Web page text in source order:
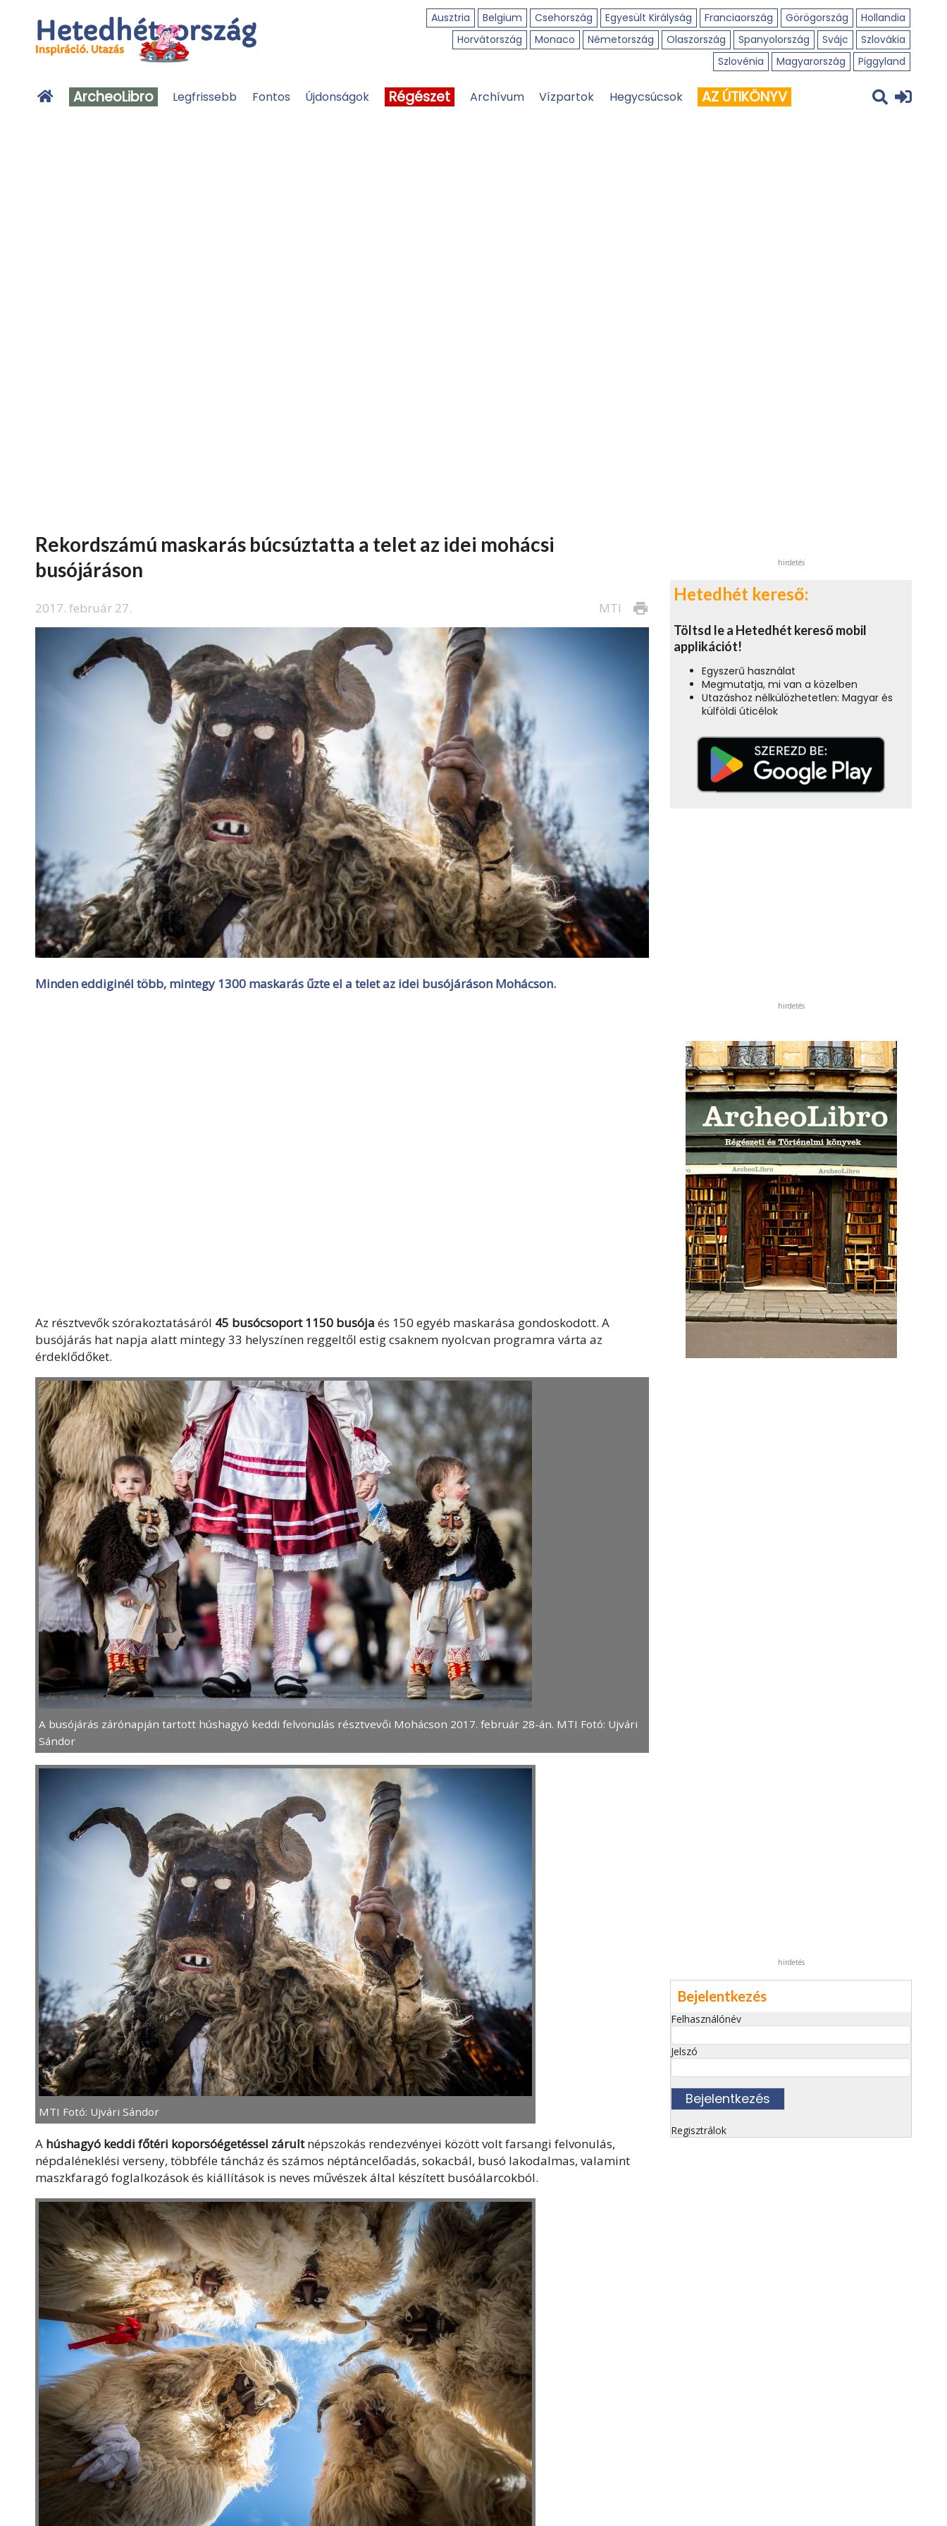
Ausztria Belgium Csehország Egyesült Királyság Franciaország Görögország
Hollandia
Horvátország
Monaco Németország Olaszország Spanyolország Svájc
Szlovákia
Szlovénia
Magyarország Piggyland
ArcheoLibro Legfrissebb Fontos Újdonságok Régészet Archívum Vízpartok Hegycsúcsok AZ ÚTIKÖNYV
Rekordszámú maskarás búcsúztatta a telet az idei mohácsi
busójáráson
2017. február 27. print
MTI
Minden eddiginél több, mintegy 1300 maskarás űzte el a telet az idei busójáráson Mohácson.
Az résztvevők szórakoztatásáról 45 busócsoport 1150 busója és 150 egyéb maskarása gondoskodott. A
busójárás hat napja alatt mintegy 33 helyszínen reggeltől estig csaknem nyolcvan programra várta az
érdeklődőket.
A busójárás zárónapján tartott húshagyó keddi felvonulás résztvevői Mohácson 2017. február 28-án. MTI Fotó: Ujvári
Sándor
MTI Fotó: Ujvári Sándor
A húshagyó keddi főtéri koporsóégetéssel zárultnépszokás rendezvényei között volt farsangi felvonulás,
népdaléneklési verseny, többféle táncház és számos néptáncelőadás, sokacbál, busó lakodalmas, valamint
maszkfaragó foglalkozások és kiállítások is neves művészek által készített busóálarcokból.
hirdetés
Hetedhét kereső:
Töltsd le a Hetedhét kereső mobil
applikációt!
Egyszerű használat
Megmutatja, mi van a közelben
Utazáshoz nélkülözhetetlen: Magyar és
külföldi úticélok
hirdetés
hirdetés
Bejelentkezés
Felhasználónév
Jelszó
Regisztrálok